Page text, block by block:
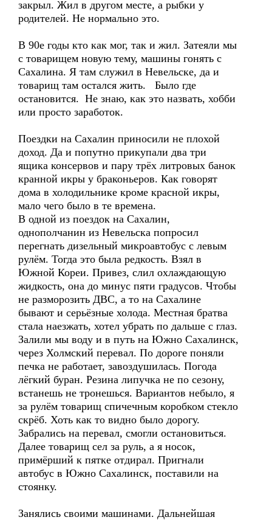
закрыл. Жил в другом месте, а рыбки у
родителей. Не нормально это.
В 90е годы кто как мог, так и жил. Затеяли мы
с товарищем новую тему, машины гонять с
Сахалина. Я там служил в Невельске, да и
товарищ там остался жить. Было где
остановится. Не знаю, как это назвать, хобби
или просто заработок.
Поездки на Сахалин приносили не плохой
доход. Да и попутно прикупали два три
ящика консервов и пару трёх литровых банок
кранной икры у браконьеров. Как говорят
дома в холодильнике кроме красной икры,
мало чего было в те времена.
В одной из поездок на Сахалин,
однополчанин из Невельска попросил
перегнать дизельный микроавтобус с левым
рулём. Тогда это была редкость. Взял в
Южной Кореи. Привез, слил охлаждающую
жидкость, она до минус пяти градусов. Чтобы
не разморозить ДВС, а то на Сахалине
бывают и серьёзные холода. Местная братва
стала наезжать, хотел убрать по дальше с глаз.
Залили мы воду и в путь на Южно Сахалинск,
через Холмский перевал. По дороге поняли
печка не работает, завоздушилась. Погода
лёгкий буран. Резина липучка не по сезону,
встанешь не тронешься. Вариантов небыло, я
за рулём товарищ спичечным коробком стекло
скрёб. Хоть как то видно было дорогу.
Забрались на перевал, смогли остановиться.
Далее товарищ сел за руль, а я носок,
примёрший к пятке отдирал. Пригнали
автобус в Южно Сахалинск, поставили на
стоянку.
Занялись своими машинами. Дальнейшая